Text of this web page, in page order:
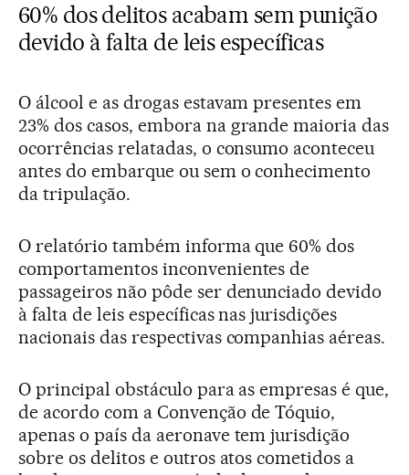
60% dos delitos acabam sem punição
devido à falta de leis específicas
O álcool e as drogas estavam presentes em
23% dos casos, embora na grande maioria das
ocorrências relatadas, o consumo aconteceu
antes do embarque ou sem o conhecimento
da tripulação.
O relatório também informa que 60% dos
comportamentos inconvenientes de
passageiros não pôde ser denunciado devido
à falta de leis específicas nas jurisdições
nacionais das respectivas companhias aéreas.
O principal obstáculo para as empresas é que,
de acordo com a Convenção de Tóquio,
apenas o país da aeronave tem jurisdição
sobre os delitos e outros atos cometidos a